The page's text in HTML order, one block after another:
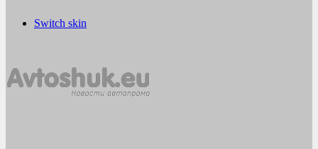
Switch skin